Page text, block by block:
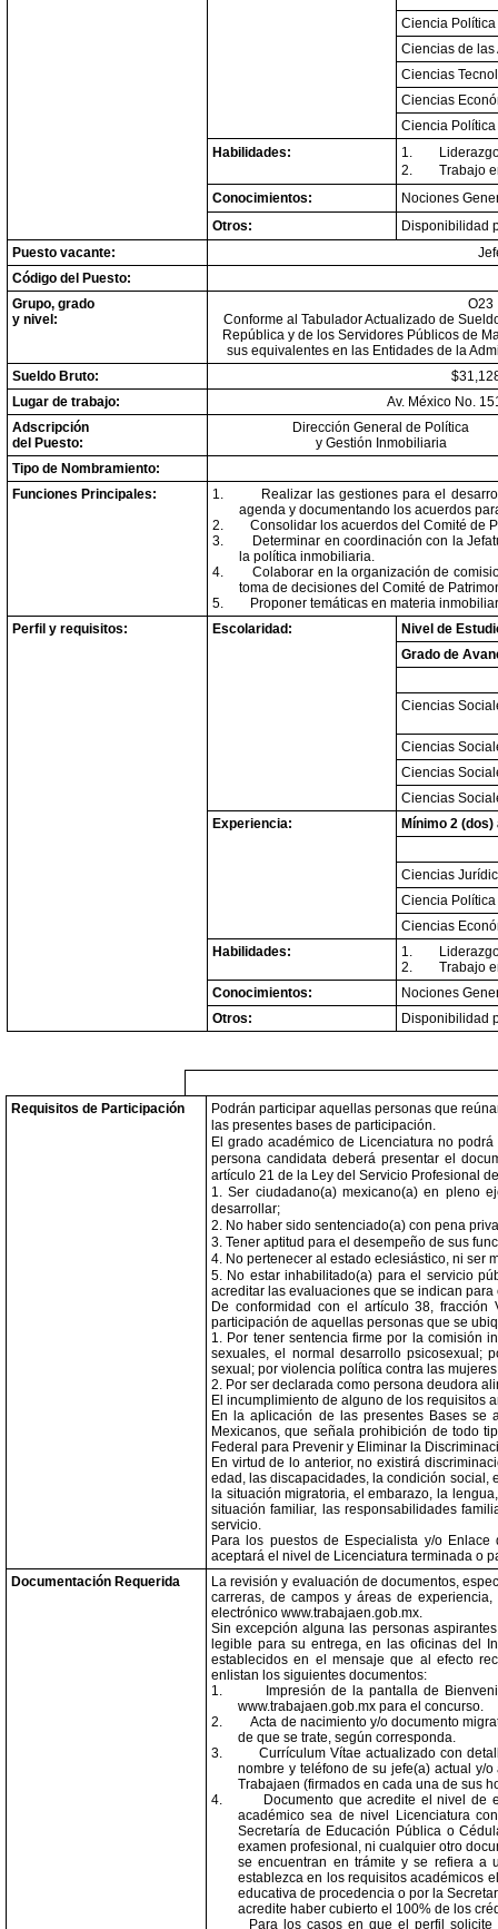
Ciencia Política
Ciencias de las
Ciencias
Ciencias
Ciencia Política
Habilidades:
1.
2.
Trabajo
Conocimientos:
Nociones
Otros:
Disponibilidad
Puesto vacante:
Código del Puesto:
Grupo, grado
y nivel:
O23
Conforme al Tabulador Actualizado de
República y de los Servidores Públicos de
sus equivalentes en las Entidades de la
Sueldo Bruto:
Lugar de trabajo:
Av. México No.
Adscripción
del Puesto:
Dirección General de Política
y Gestión Inmobiliaria
Tipo de Nombramiento:
Funciones Principales:
1.
Realizar las gestiones para el
agenda y documentando los acuerdos
2.
Consolidar los acuerdos del Comité de
3.
Determinar en coordinación con la
la política inmobiliaria.
4.
Colaborar en la organización de
toma de decisiones del Comité de
5.
Proponer temáticas en materia
Perfil y requisitos:
Escolaridad:
Nivel de
Grado de
Ciencias
Ciencias
Ciencias
Ciencias
Experiencia:
Mínimo 2
Ciencias
Ciencia Política
Ciencias
Habilidades:
1.
2.
Trabajo
Conocimientos:
Nociones
Otros:
Disponibilidad
Requisitos de Participación
Podrán participar aquellas personas que
las presentes bases de participación.
El grado académico de Licenciatura no
persona candidata deberá presentar el
artículo 21 de la Ley del Servicio Profesional
1. Ser ciudadano(a) mexicano(a) en pleno
desarrollar;
2. No haber sido sentenciado(a) con pena
3. Tener aptitud para el desempeño de sus
4. No pertenecer al estado eclesiástico, ni ser
5. No estar inhabilitado(a) para el servicio
acreditar las evaluaciones que se indican para
De conformidad con el artículo 38,
participación de aquellas personas que se
1. Por tener sentencia firme por la comisión
sexuales, el normal desarrollo psicosexual;
sexual; por violencia política contra las
2. Por ser declarada como persona deudora
El incumplimiento de alguno de los requisitos
En la aplicación de las presentes Bases se
Mexicanos, que señala prohibición de todo
Federal para Prevenir y Eliminar la
En virtud de lo anterior, no existirá
edad, las discapacidades, la condición social,
la situación migratoria, el embarazo, la
situación familiar, las responsabilidades
servicio.
Para los puestos de Especialista y/o
aceptará el nivel de Licenciatura terminada o
Documentación Requerida
La revisión y evaluación de documentos,
carreras, de campos y áreas de
electrónico www.trabajaen.gob.mx.
Sin excepción alguna las personas
legible para su entrega, en las oficinas del
establecidos en el mensaje que al efecto
enlistan los siguientes documentos:
1.
Impresión de la pantalla de
www.trabajaen.gob.mx para el concurso.
2.
Acta de nacimiento y/o documento
de que se trate, según corresponda.
3.
Currículum Vítae actualizado con
nombre y teléfono de su jefe(a) actual y/
Trabajaen (firmados en cada una de sus
4.
Documento que acredite el nivel de
académico sea de nivel Licenciatura
Secretaría de Educación Pública o
examen profesional, ni cualquier otro
se encuentran en trámite y se refiera a
establezca en los requisitos académicos
educativa de procedencia o por la
acredite haber cubierto el 100% de los
Para los casos en que el perfil